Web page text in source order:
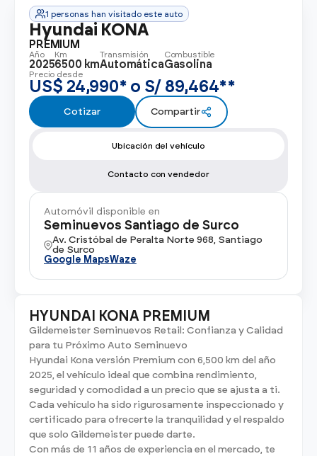
Promociones
Flotas
Vende tu auto
Financiamiento
Noticias
Centro de ayuda
1 personas han visitado este auto
Hyundai KONA
PREMIUM
Año
2025
Km
6500 km
Transmisión
Automática
Combustible
Gasolina
Precio desde
US$ 24,990* o S/ 89,464**
Cotizar Compartir
Ubicación del vehículo
Contacto con vendedor
Automóvil disponible en
Seminuevos Santiago de Surco
Av. Cristóbal de Peralta Norte 968, Santiago
de Surco
Google MapsWaze
HYUNDAI KONA PREMIUM
Gildemeister Seminuevos Retail: Confianza y Calidad
para tu Próximo Auto Seminuevo
Hyundai Kona versión Premium con 6,500 km del año
2025, el vehículo ideal que combina rendimiento,
seguridad y comodidad a un precio que se ajusta a ti.
Cada vehículo ha sido rigurosamente inspeccionado y
certificado para ofrecerte la tranquilidad y el respaldo
que solo Gildemeister puede darte.
Con más de 11 años de experiencia en el mercado, te